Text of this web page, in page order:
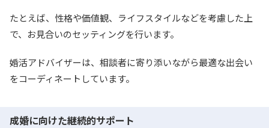
たとえば、性格や価値観、ライフスタイルなどを考慮した上
で、お見合いのセッティングを行います。
婚活アドバイザーは、相談者に寄り添いながら最適な出会い
をコーディネートしています。
成婚に向けた継続的サポート